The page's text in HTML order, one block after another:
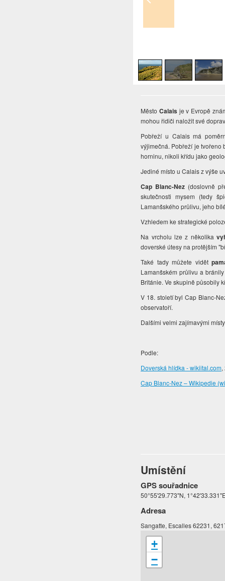
Město Calais je v Evropě
mohou řidiči naložit své
Pobřeží u Calais má
výjimečná. Pobřeží je tvořeno
horninu, nikoli křídu jako
Jediné místo u Calais z výše
Cap Blanc-Nez (doslovně
skutečnosti mysem (tedy
Lamanšského průlivu, jeho
Vzhledem ke strategické
Na vrcholu lze z několika
doverské útesy na protějším
Také tady můžete vidět
Lamanšském průlivu a
Británie. Ve skupině působily
V 18. století byl Cap Blanc-
observatoří.
Dalšími velmi zajímavými
Podle:
Doverská hlídka - wikiital.com,
Cap Blanc-Nez – Wikipedie
Umístění
GPS souřadnice
50°55'29.773"N,
Adresa
Sangatte, Escalles 62231,
+
−